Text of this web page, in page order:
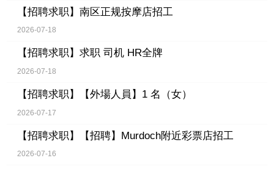
【招聘求职】 南区正规按摩店招工
2026-07-18
【招聘求职】 求职 司机 HR全牌
2026-07-18
【招聘求职】 【外場人員】1 名（女）
2026-07-17
【招聘求职】 【招聘】Murdoch附近彩票店招工
2026-07-16